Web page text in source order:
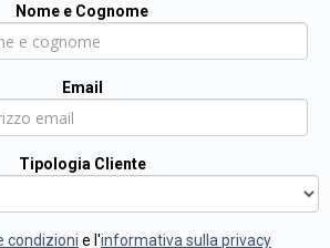
Nome e Cognome
Email
Tipologia Cliente
condizioni e l'informativa sulla privacy